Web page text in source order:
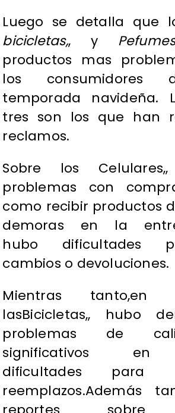
Luego se detalla que
bicicletas,, y
productos mas
los consumidores
temporada navideña.
tres son los que han
reclamos.
Sobre los Celulares,,
problemas con
como recibir productos
demoras en la
hubo dificultades
cambios o devoluciones.
Mientras
lasBicicletas,, hubo
problemas de
significativos en
dificultades para
reemplazos.Además